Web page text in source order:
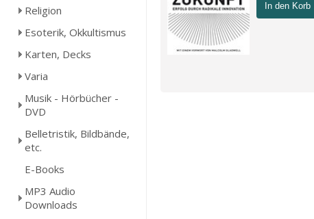
Religion
Esoterik, Okkultismus
Karten, Decks
Varia
Musik - Hörbücher -
DVD
Belletristik, Bildbände,
etc.
E-Books
MP3 Audio
Downloads
In den Korb